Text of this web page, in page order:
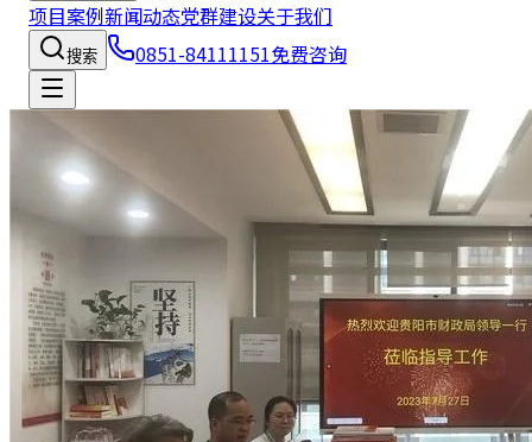
项目案例新闻动态党群建设关于我们
搜索 0851-84111151免费咨询